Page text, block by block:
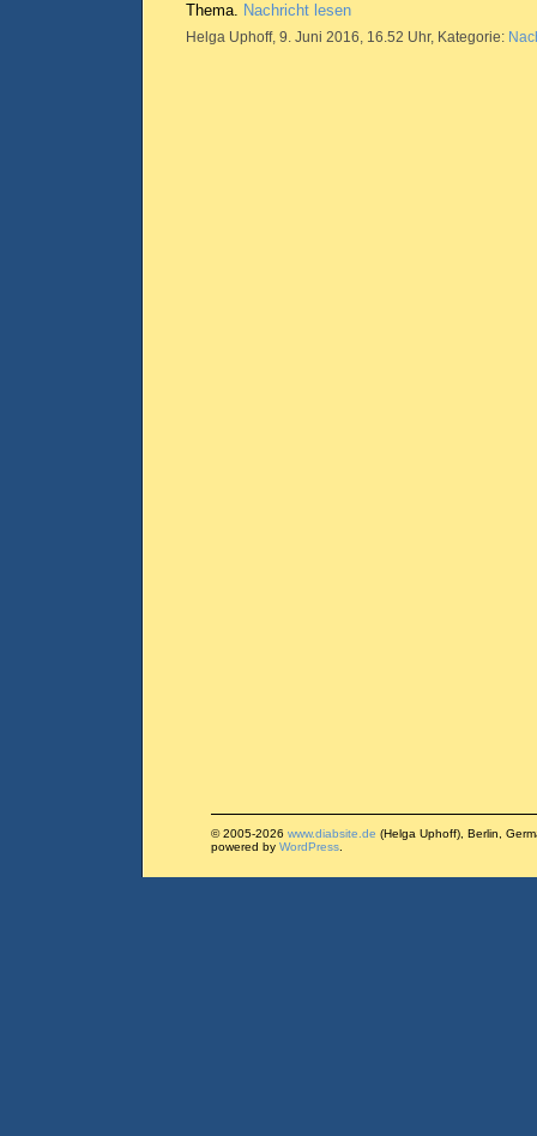
Thema. Nachricht lesen
Helga Uphoff, 9. Juni 2016, 16.52 Uhr, Kategorie:
© 2005-2026 www.diabsite.de (Helga Uphoff), Berlin,
powered by WordPress.